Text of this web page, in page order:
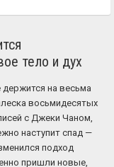
тело и дух
на весьма
восьмидесятых
с Джеки Чаном,
наступит спад —
подход
пришли новые,